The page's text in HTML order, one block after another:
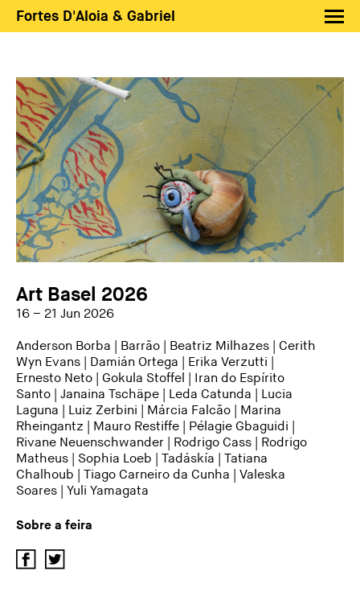
Fortes D'Aloia & Gabriel
Exposições
Feiras
Notícias
Shop FDAG
Sobre
Busca
PT EN
Art Basel 2026
16 – 21 Jun 2026
Anderson Borba Barrão Beatriz Milhazes
Cerith
Wyn Evans
Damián Ortega Erika Verzutti
Ernesto Neto
Gokula Stoffel
Iran do Espírito
Santo
Janaina Tschäpe Leda Catunda
Lucia
Laguna
Luiz Zerbini Márcia Falcão
Marina
Rheingantz
Mauro Restiffe Pélagie Gbaguidi
Rivane Neuenschwander
Rodrigo Cass
Rodrigo
Matheus
Sophia Loeb Tadáskía
Tatiana
Chalhoub
Tiago Carneiro da Cunha
Valeska
Soares
Yuli Yamagata
Sobre a feira